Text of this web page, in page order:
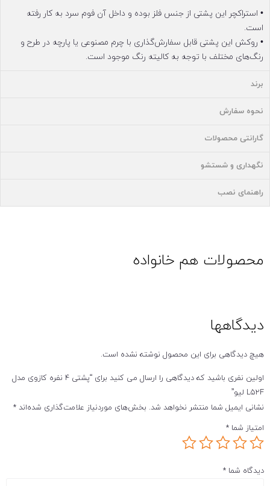
• استراکچر این پشتی از جنس فلز بوده و داخل آن فوم سرد به کار رفته
است.
• روکش این پشتی قابل سفارش‌گذاری با چرم مصنوعی یا پارچه در طرح و
رنگ‌های مختلف با توجه به کالیته رنگ موجود است.
برند
نحوه سفارش
گارانتی محصولات
نگهداری و شستشو
راهنمای نصب
محصولات هم خانواده
دیدگاهها
هیچ دیدگاهی برای این محصول نوشته نشده است.
اولین نفری باشید که دیدگاهی را ارسال می کنید برای “پشتی 4 نفره کازوی مدل
L52F لیو”
نشانی ایمیل شما منتشر نخواهد شد. بخش‌های موردنیاز علامت‌گذاری شده‌اند*
امتیاز شما
دیدگاه شما